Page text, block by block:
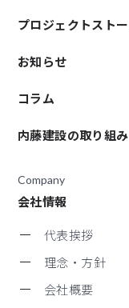
プロジェクトスト
お知らせ
コラム
内藤建設の取り組み
Company
会社情報
代表挨拶
理念・方針
会社概要